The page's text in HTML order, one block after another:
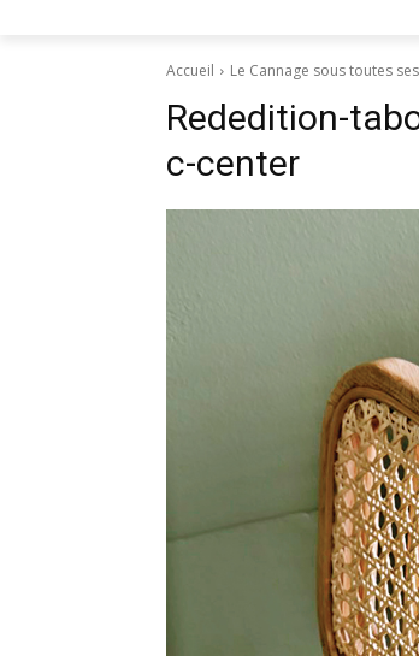
Accueil Le Cannage sous toutes
Rededition-
c-center